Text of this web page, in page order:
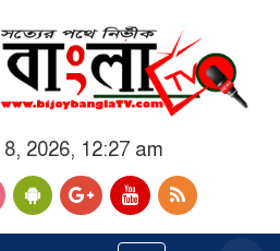
2026, 12:27 am